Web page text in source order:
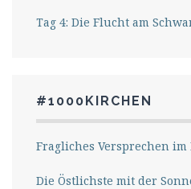
Tag 4: Die Flucht am
#1000KIRCHEN
Fragliches Versprechen im
Die Östlichste mit der